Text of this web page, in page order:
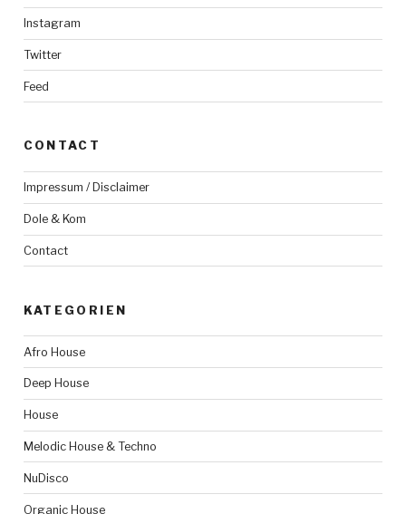
Instagram
Twitter
Feed
CONTACT
Impressum / Disclaimer
Dole & Kom
Contact
KATEGORIEN
Afro House
Deep House
House
Melodic House & Techno
NuDisco
Organic House